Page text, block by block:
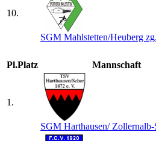
10.
SGM Mahlstetten/​Heuberg zg.
Pl.Platz Mannschaft
1.
SGM Harthausen/​ Zollernalb-